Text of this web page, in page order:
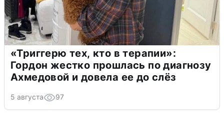
«Триггерю тех, кто в терапии»:
Гордон жестко прошлась по диагнозу
Ахмедовой и довела ее до слёз
5 августа 97